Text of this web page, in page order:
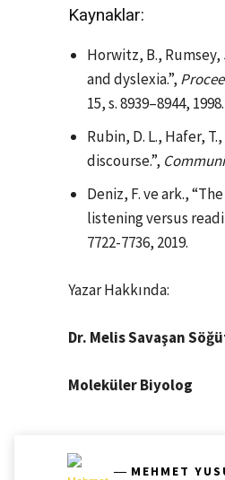
Kaynaklar:
Horwitz, B.,
and dyslexia.”,
15, s. 8939–8944, 1998.
Rubin, D. L., Hafer,
discourse.”,
Deniz, F. ve ark.,
listening versus
7722-7736, 2019.
Yazar Hakkında:
Dr. Melis Savaşan
Moleküler Biyolog
― MEHMET